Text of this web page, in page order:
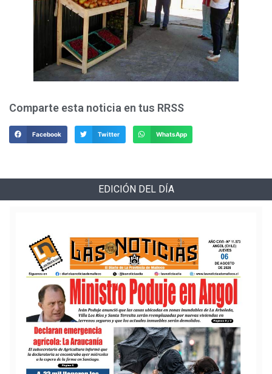
Comparte esta noticia en tus RRSS
Facebook Twitter WhatsApp
EDICIÓN DEL DÍA